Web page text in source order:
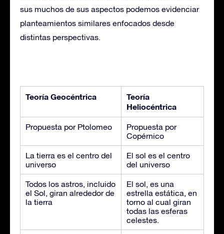
sus muchos de sus aspectos podemos evidenciar
planteamientos similares enfocados desde
distintas perspectivas.
Teoría Geocéntrica
Teoría
Heliocéntrica
Propuesta por Ptolomeo
Propuesta por
Copérnico
La tierra es el centro del
universo
El sol es el centro
del universo
Todos los astros, incluido
el Sol, giran alrededor de
la tierra
El sol, es una
estrella estática, en
torno al cual giran
todas las esferas
celestes.